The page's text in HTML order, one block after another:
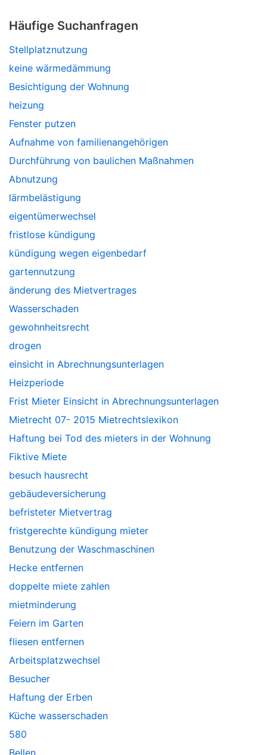
Häufige Suchanfragen
Stellplatznutzung
keine wärmedämmung
Besichtigung der Wohnung
heizung
Fenster putzen
Aufnahme von familienangehörigen
Durchführung von baulichen Maßnahmen
Abnutzung
lärmbelästigung
eigentümerwechsel
fristlose kündigung
kündigung wegen eigenbedarf
gartennutzung
änderung des Mietvertrages
Wasserschaden
gewohnheitsrecht
drogen
einsicht in Abrechnungsunterlagen
Heizperiode
Frist Mieter Einsicht in Abrechnungsunterlagen
Mietrecht 07- 2015 Mietrechtslexikon
Haftung bei Tod des mieters in der Wohnung
Fiktive Miete
besuch hausrecht
gebäudeversicherung
befristeter Mietvertrag
fristgerechte kündigung mieter
Benutzung der Waschmaschinen
Hecke entfernen
doppelte miete zahlen
mietminderung
Feiern im Garten
fliesen entfernen
Arbeitsplatzwechsel
Besucher
Haftung der Erben
Küche wasserschaden
580
Bellen